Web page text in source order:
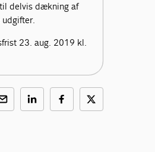
delvis dækning af
23. aug. 2019 kl.